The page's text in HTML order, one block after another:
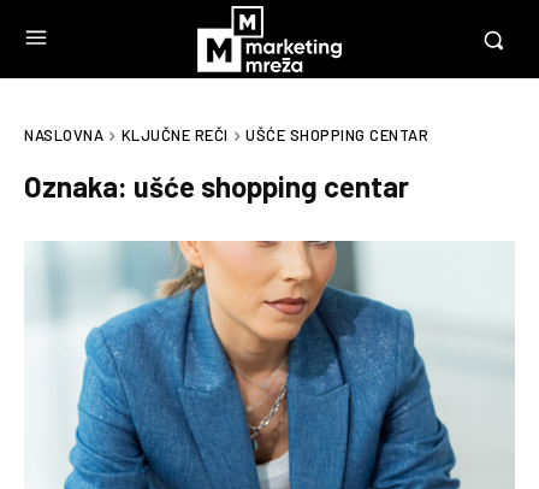
NASLOVNA KLJUČNE REČI UŠĆE SHOPPING CENTAR
Oznaka: ušće shopping centar